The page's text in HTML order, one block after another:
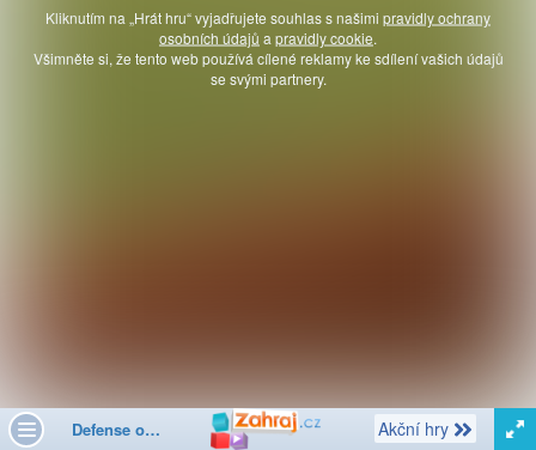
Kliknutím na „Hrát hru“ vyjadřujete souhlas s našimi pravidly ochrany
osobních údajů a pravidly cookie
Všimněte si, že tento web používá cílené reklamy ke sdílení vašich údajů
se svými partnery.
Toggle
Defense of the Base Další
Akční hry